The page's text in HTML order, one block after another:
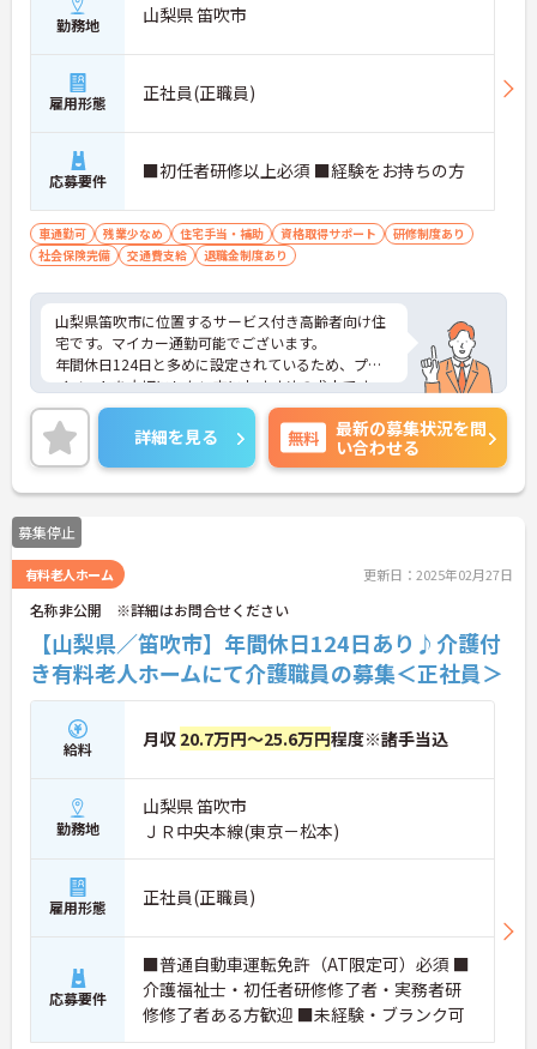
勤務地 山梨県 笛吹市
雇用形態 正社員(正職員)
応募要件 ■初任者研修以上必須 ■経験をお持ちの方
車通勤可 残業少なめ 住宅手当・補助 資格取得サポート
研修制度あり
社会保険完備
交通費支給 退職金制度あり
山梨県笛吹市に位置するサービス付き高齢者向け住
宅です。マイカー通勤可能でございます。
年間休日124日と多めに設定されているため、プラ
イベートを大切にしたい方におすすめの求人です。
資格や経験を活かして即戦力として働いていただけ
ます。
ご興味のある方には、面接対策ポイントなど、さら
に詳細をお話しいたしますのでお気軽にご相談くだ
さい！
詳細を見る 無料
最新の募集状況を問
い合わせる
募集停止
有料老人ホーム 更新日：2025年02月27日
名称非公開 ※詳細はお問合せください
【山梨県／笛吹市】年間休日124日あり♪介護付
き有料老人ホームにて介護職員の募集＜正社員＞
給料 月収 20.7万円～25.6万円程度※諸手当込
勤務地
山梨県 笛吹市
ＪＲ中央本線(東京－松本)
雇用形態 正社員(正職員)
応募要件
■普通自動車運転免許（AT限定可）必須 ■
介護福祉士・初任者研修修了者・実務者研
修修了者ある方歓迎 ■未経験・ブランク可